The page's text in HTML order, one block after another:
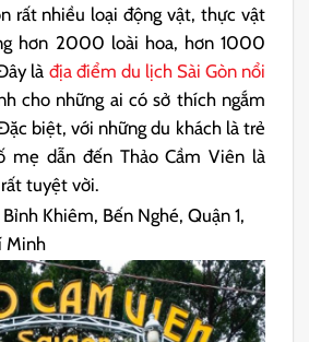
rất nhiều loại động vật, thực vật
hơn 2000 loài hoa, hơn 1000
là địa điểm du lịch Sài Gòn nổi
cho những ai có sở thích ngắm
biệt, với những du khách là trẻ
mẹ dẫn đến Thảo Cầm Viên là
tuyệt vời.
Khiêm, Bến Nghé, Quận 1,
Minh